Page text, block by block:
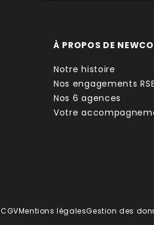
À PROPOS DE
Notre histoire
Nos engagements RSE
Nos 6 agences
Votre
CGVMentions légalesGestion des